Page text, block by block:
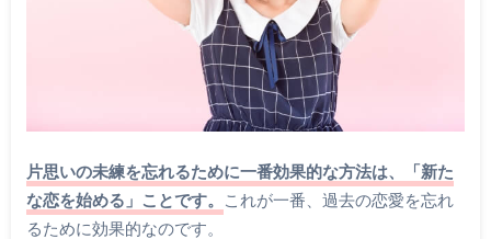
片思いの未練を忘れるために一番効果的な方法は、「新た
な恋を始める」ことです。
これが一番、過去の恋愛を忘れ
るために効果的なのです。